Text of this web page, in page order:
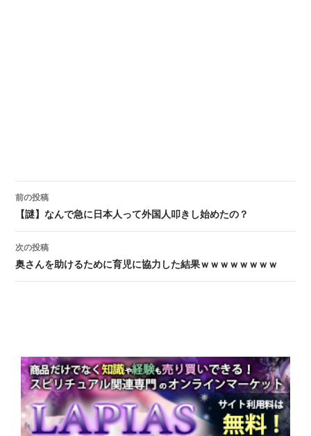
投稿ナビゲーション
前の投稿
【謎】なんで急に日本人って外国人叩きし始めたの？
次の投稿
奥さんを助けるために育児に協力した結果ｗｗｗｗｗｗｗｗ